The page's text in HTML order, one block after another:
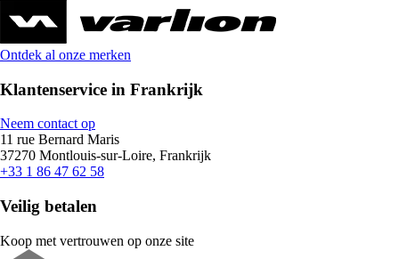
Ontdek al onze merken
Klantenservice in Frankrijk
Neem contact op
11 rue Bernard Maris
37270 Montlouis-sur-Loire, Frankrijk
+33 1 86 47 62 58
Veilig betalen
Koop met vertrouwen op onze site